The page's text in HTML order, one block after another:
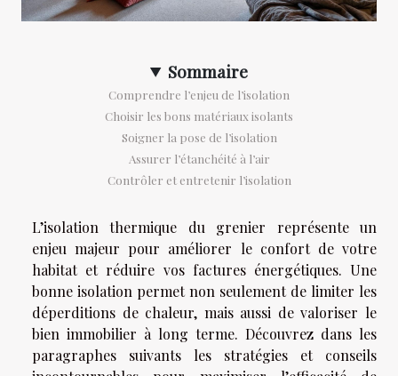
Sommaire
Comprendre l’enjeu de l’isolation
Choisir les bons matériaux isolants
Soigner la pose de l’isolation
Assurer l’étanchéité à l’air
Contrôler et entretenir l’isolation
L’isolation thermique du grenier représente un
enjeu majeur pour améliorer le confort de votre
habitat et réduire vos factures énergétiques. Une
bonne isolation permet non seulement de limiter les
déperditions de chaleur, mais aussi de valoriser le
bien immobilier à long terme. Découvrez dans les
paragraphes suivants les stratégies et conseils